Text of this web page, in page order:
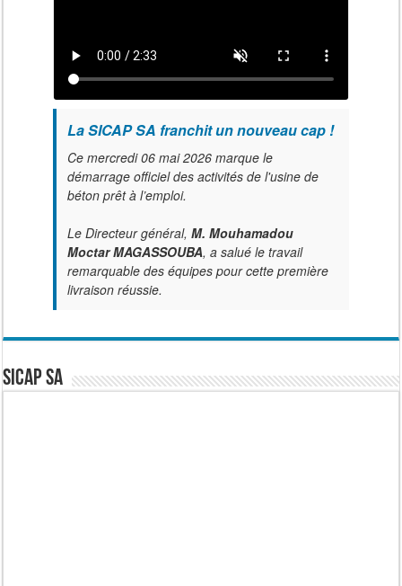
La SICAP SA franchit un nouveau cap !
Ce mercredi 06 mai 2026 marque le
démarrage officiel des activités de l'usine de
béton prêt à l’emploi.
Le Directeur général, M. Mouhamadou
Moctar MAGASSOUBA, a salué le travail
remarquable des équipes pour cette première
livraison réussie.
SICAP SA